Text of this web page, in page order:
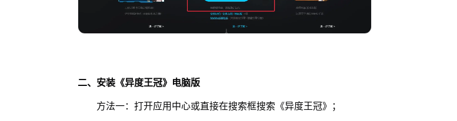
二、安装《异度王冠》电脑版
方法一：打开应用中心或直接在搜索框搜索《异度王冠》；